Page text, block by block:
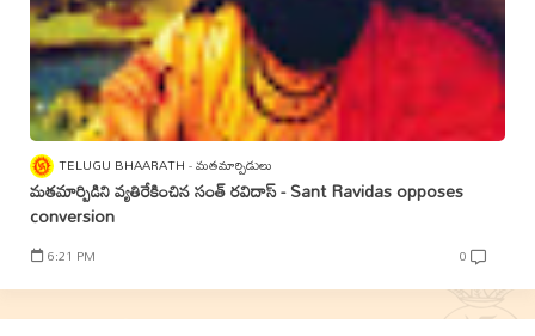
TELUGU BHAARATH మతమార్పిడులు
మతమార్పిడిని వ్యతిరేకించిన సంత్‌ రవిదాస్‌ - Sant Ravidas opposes
conversion
6:21 PM 0